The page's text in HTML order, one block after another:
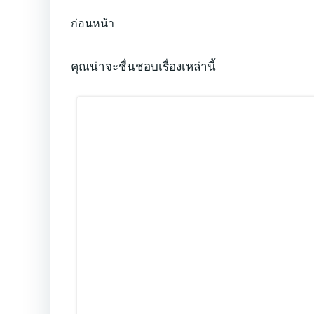
Post
navigation
ก่อนหน้า
คุณน่าจะชื่นชอบเรื่องเหล่านี้